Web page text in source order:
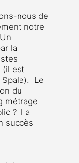
nous de
notre
la
(il est
Le
du
métrage
? Il a
succès